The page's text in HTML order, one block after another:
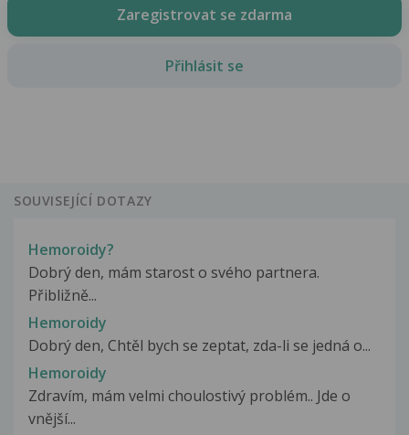
Zaregistrovat se zdarma
Přihlásit se
SOUVISEJÍCÍ DOTAZY
Hemoroidy?
Dobrý den, mám starost o svého partnera.
Přibližně...
Hemoroidy
Dobrý den, Chtěl bych se zeptat, zda-li se jedná o...
Hemoroidy
Zdravím, mám velmi choulostivý problém.. Jde o
vnější...